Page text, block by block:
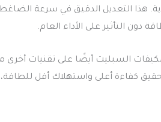
هذا التعديل الدقيق في سرعة
التأثير على الأداء العام.
السبليت أيضًا على تقنيات أخرى
كفاءة أعلى واستهلاك أقل